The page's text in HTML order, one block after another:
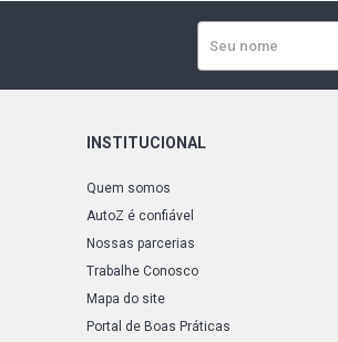
INSTITUCIONAL
Quem somos
AutoZ é confiável
Nossas parcerias
Trabalhe Conosco
Mapa do site
Portal de Boas Práticas